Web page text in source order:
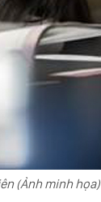
(Ảnh minh họa)